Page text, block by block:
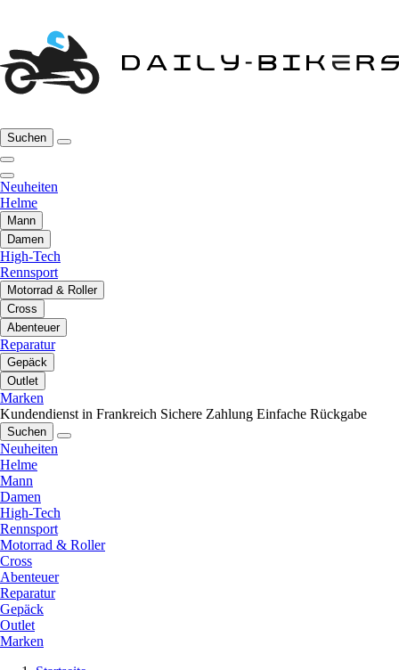
Suchen
Neuheiten
Helme
Mann
Damen
High-Tech
Rennsport
Motorrad & Roller
Cross
Abenteuer
Reparatur
Gepäck
Outlet
Marken
Kundendienst in Frankreich Sichere Zahlung Einfache Rückgabe
Suchen
Neuheiten
Helme
Mann
Damen
High-Tech
Rennsport
Motorrad & Roller
Cross
Abenteuer
Reparatur
Gepäck
Outlet
Marken